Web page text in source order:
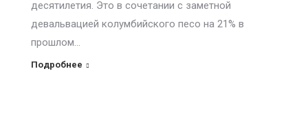
десятилетия. Это в сочетании с заметной
девальвацией колумбийского песо на 21% в
прошлом…
Подробнее